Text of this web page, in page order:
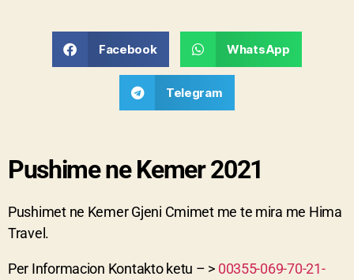
Facebook WhatsApp
Telegram
Pushime ne Kemer 2021
Pushimet ne Kemer Gjeni Cmimet me te mira me Hima
Travel.
Per Informacion Kontakto ketu – > 00355-069-70-21-